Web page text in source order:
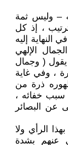
– وليس ثمة
، إذ كل
النهاية إليه
الإلهي
يقول ( وجمال
، وفي غاية
ذرة من
خفائه ،
عن البصائر
الرأي ولا
عنهم بشدة